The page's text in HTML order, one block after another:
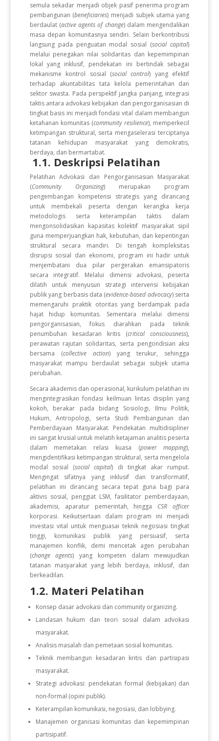
semula sekadar menjadi objek pasif penerima program
pembangunan (beneficiaries) menjadi subjek utama yang
berdaulat (active agents of change) dalam mengendalikan
masa depan komunitasnya sendiri. Selain berkontribusi
langsung pada penguatan modal sosial (social capital)
melalui penegakan nilai solidaritas dan kepemimpinan
lokal yang inklusif, pendekatan ini bertindak sebagai
mekanisme kontrol sosial (social control) yang efektif
terhadap akuntabilitas tata kelola pemerintahan dan
sektor swasta. Pada perspektif jangka panjang, integrasi
taktis antara advokasi kebijakan dan pengorganisasian di
tingkat basis ini menjadi fondasi vital dalam membangun
ketahanan komunitas (community resilience), memperkecil
ketimpangan struktural, serta mengaselerasi terciptanya
tatanan kehidupan masyarakat yang demokratis,
berdaya, dan bermartabat.
1.1. Deskripsi Pelatihan
Pelatihan Advokasi dan Pengorganisasian Masyarakat
(Community Organizing) merupakan program
pengembangan kompetensi strategis yang dirancang
untuk membekali peserta dengan kerangka kerja
metodologis serta keterampilan taktis dalam
mengonsolidasikan kapasitas kolektif masyarakat sipil
guna memperjuangkan hak, kebutuhan, dan kepentingan
struktural secara mandiri. Di tengah kompleksitas
disrupsi sosial dan ekonomi, program ini hadir untuk
menjembatani dua pilar pergerakan emansipatoris
secara integratif. Melalui dimensi advokasi, peserta
dilatih untuk menyusun strategi intervensi kebijakan
publik yang berbasis data (evidence-based advocacy) serta
memengaruhi praktik otoritas yang berdampak pada
hajat hidup komunitas. Sementara melalui dimensi
pengorganisasian, fokus diarahkan pada teknik
penumbuhan kesadaran kritis (critical consciousness),
perawatan rajutan solidaritas, serta pengondisian aksi
bersama (collective action) yang terukur, sehingga
masyarakat mampu berdaulat sebagai subjek utama
perubahan.
Secara akademis dan operasional, kurikulum pelatihan ini
mengintegrasikan fondasi keilmuan lintas disiplin yang
kokoh, berakar pada bidang Sosiologi, Ilmu Politik,
Hukum, Antropologi, serta Studi Pembangunan dan
Pemberdayaan Masyarakat. Pendekatan multidisipliner
ini sangat krusial untuk melatih ketajaman analitis peserta
dalam memetakan relasi kuasa (power mapping),
mengidentifikasi ketimpangan struktural, serta mengelola
modal sosial (social capital) di tingkat akar rumput.
Mengingat sifatnya yang inklusif dan transformatif,
pelatihan ini dirancang secara tepat guna bagi para
aktivis sosial, penggiat LSM, fasilitator pemberdayaan,
akademisi, aparatur pemerintah, hingga CSR officer
korporasi. Keikutsertaan dalam program ini menjadi
investasi vital untuk menguasai teknik negosiasi tingkat
tinggi, komunikasi publik yang persuasif, serta
manajemen konflik, demi mencetak agen perubahan
(change agents) yang kompeten dalam mewujudkan
tatanan masyarakat yang lebih berdaya, inklusif, dan
berkeadilan.
1.2. Materi Pelatihan
Konsep dasar advokasi dan community organizing.
Landasan hukum dan teori sosial dalam advokasi
masyarakat.
Analisis masalah dan pemetaan sosial komunitas.
Teknik membangun kesadaran kritis dan partisipasi
masyarakat.
Strategi advokasi: pendekatan formal (kebijakan) dan
non-formal (opini publik).
Keterampilan komunikasi, negosiasi, dan lobbying.
Manajemen organisasi komunitas dan kepemimpinan
partisipatif.